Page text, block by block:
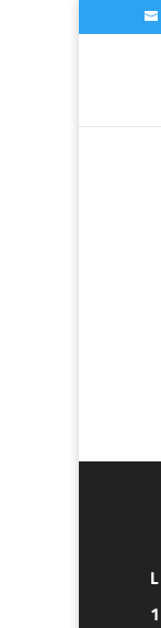
L
1